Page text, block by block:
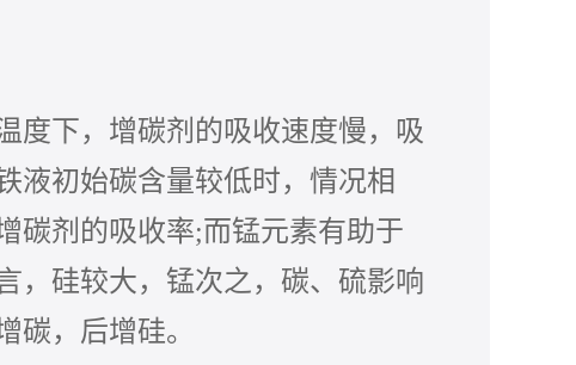
度下，增碳剂的吸收速度慢，吸
液初始碳含量较低时，情况相
碳剂的吸收率;而锰元素有助于
，硅较大，锰次之，碳、硫影响
碳，后增硅。